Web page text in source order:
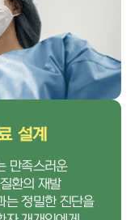
설계
만족스러운
환의 재발
는 정밀한 진단을